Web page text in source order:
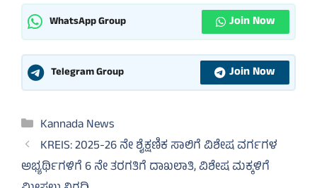
WhatsApp Group Join Now
Telegram Group Join Now
Categories
Kannada News
KREIS: 2025-26 ನೇ ಶೈಕ್ಷಣಿಕ ಸಾಲಿಗೆ ವಿಶೇಷ ವರ್ಗಗಳ
ಅಭ್ಯರ್ಥಿಗಳಿಗೆ 6 ನೇ ತರಗತಿಗೆ ದಾಖಲಾತಿ, ವಿಶೇಷ ಮಕ್ಕಳಿಗೆ